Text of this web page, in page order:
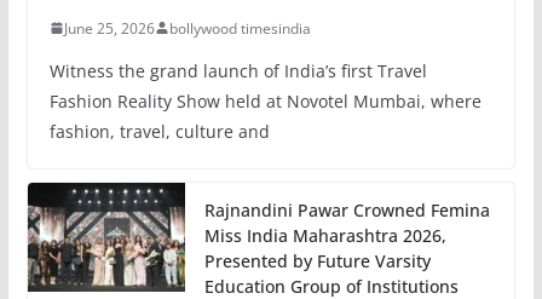
June 25, 2026 bollywood timesindia
Witness the grand launch of India’s first Travel
Fashion Reality Show held at Novotel Mumbai, where
fashion, travel, culture and
Rajnandini Pawar Crowned Femina
Miss India Maharashtra 2026,
Presented by Future Varsity
Education Group of Institutions